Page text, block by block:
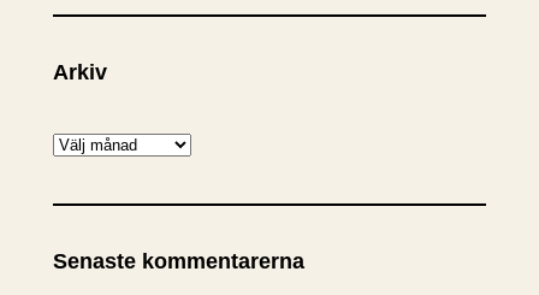
Arkiv
A
k
v
Senaste kommentarerna